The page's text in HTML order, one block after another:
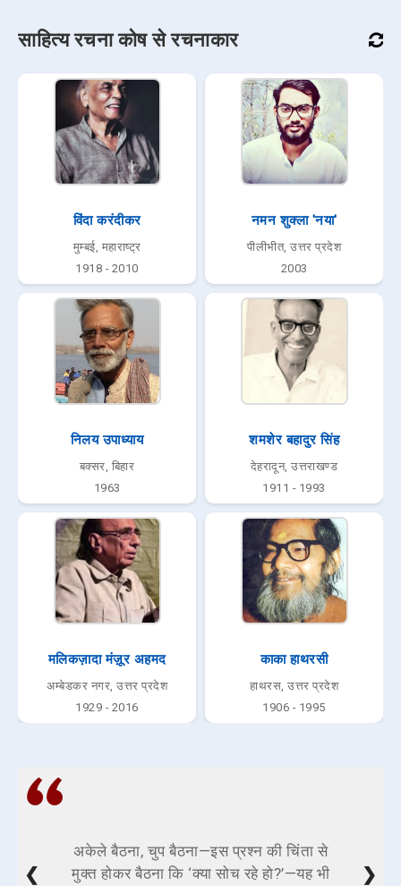
साहित्य रचना कोष से रचनाकार
विंदा करंदीकर
मुम्बई, महाराष्ट्र
1918 - 2010
नमन शुक्ला 'नया'
पीलीभीत, उत्तर प्रदेश
2003
निलय उपाध्याय
बक्सर, बिहार
1963
शमशेर बहादुर सिंह
देहरादून, उत्तराखण्ड
1911 - 1993
मलिकज़ादा मंज़ूर अहमद
अम्बेडकर नगर, उत्तर प्रदेश
1929 - 2016
काका हाथरसी
हाथरस, उत्तर प्रदेश
1906 - 1995
अकेले बैठना, चुप बैठना—इस प्रश्न की चिंता से
मुक्त होकर बैठना कि ‘क्या सोच रहे हो?’—यह भी
❮ ❯